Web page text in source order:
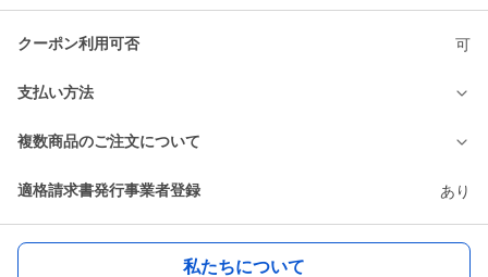
クーポン利用可否 可
支払い方法
複数商品のご注文について
適格請求書発行事業者登録 あり
私たちについて